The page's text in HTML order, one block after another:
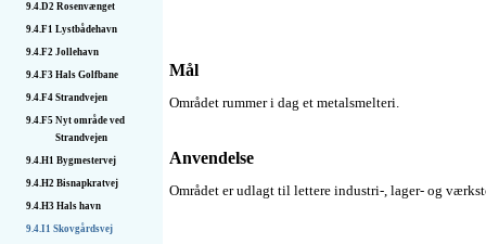
9.4.D2 Rosenvænget
9.4.F1 Lystbådehavn
9.4.F2 Jollehavn
9.4.F3 Hals Golfbane
9.4.F4 Strandvejen
9.4.F5 Nyt område ved
Strandvejen
9.4.H1 Bygmestervej
9.4.H2 Bisnapkratvej
9.4.H3 Hals havn
9.4.I1 Skovgårdsvej
Mål
Området rummer i dag et metalsmelteri.
Anvendelse
Området er udlagt til lettere industri-, lager- og